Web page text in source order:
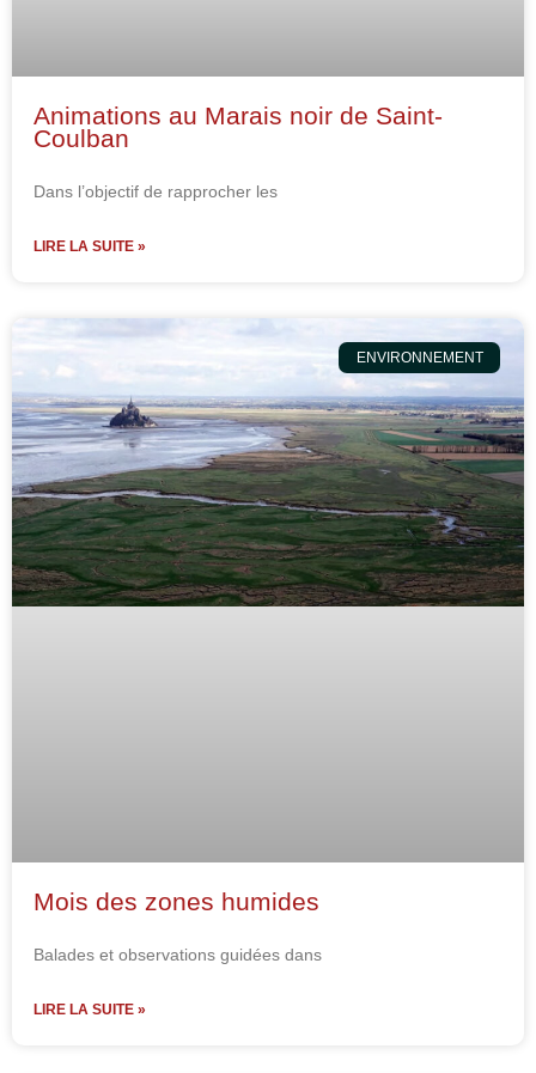
Animations au Marais noir de Saint-
Coulban
Dans l’objectif de rapprocher les
LIRE LA SUITE »
ENVIRONNEMENT
Mois des zones humides
Balades et observations guidées dans
LIRE LA SUITE »